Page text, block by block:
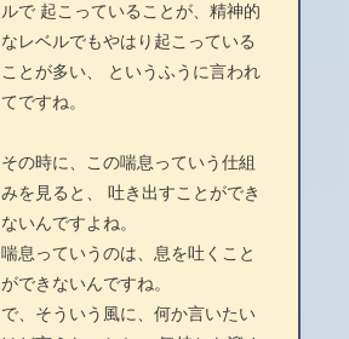
ルで 起こっていることが、精神的
なレベルでもやはり起こっている
ことが多い、 というふうに言われ
てですね。
その時に、この喘息っていう仕組
みを見ると、 吐き出すことができ
ないんですよね。
喘息っていうのは、息を吐くこと
ができないんですね。
で、そういう風に、何か言いたい